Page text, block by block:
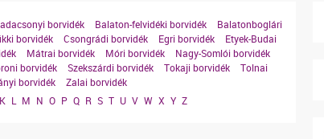
borvidék Balaton-felvidéki borvidék
Balatonboglári
borvidék Csongrádi borvidék Egri borvidék
Etyek-Budai
Mátrai borvidék Móri borvidék
Nagy-Somlói borvidék
borvidék Szekszárdi borvidék Tokaji borvidék
Tolnai
borvidék
Zalai borvidék
K L M N O P Q R S T U V W X Y Z